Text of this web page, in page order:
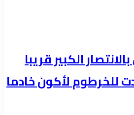
الكبير قريبا
للخرطوم لأكون خادما